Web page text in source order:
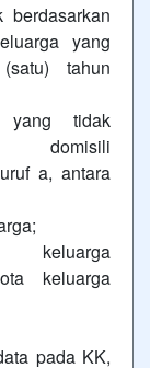
yang
tahun
tidak
domisili
a, antara
keluarga
keluarga
pada KK,